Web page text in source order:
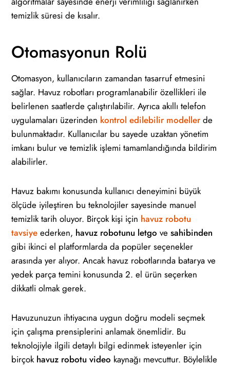
temizlik süresi de kısalır.
Otomasyonun Rolü
Otomasyon, kullanıcıların zamandan tasarruf etmesini
sağlar. Havuz robotları programlanabilir özellikleri ile
belirlenen saatlerde çalıştırılabilir. Ayrıca akıllı telefon
uygulamaları üzerinden kontrol edilebilir modeller de
bulunmaktadır. Kullanıcılar bu sayede uzaktan yönetim
imkanı bulur ve temizlik işlemi tamamlandığında bildirim
alabilirler.
Havuz bakımı konusunda kullanıcı deneyimini büyük
ölçüde iyileştiren bu teknolojiler sayesinde manuel
temizlik tarih oluyor. Birçok kişi için havuz robotu
tavsiye ederken, havuz robotunu letgo ve sahibinden
gibi ikinci el platformlarda da popüler seçenekler
arasında yer alıyor. Ancak havuz robotlarında batarya ve
yedek parça temini konusunda 2. el ürün seçerken
dikkatli olmak gerek.
Havuzunuzun ihtiyacına uygun doğru modeli seçmek
için çalışma prensiplerini anlamak önemlidir. Bu
teknolojiyle ilgili detaylı bilgi edinmek isteyenler için
birçok havuz robotu video kaynağı mevcuttur. Böylelikle